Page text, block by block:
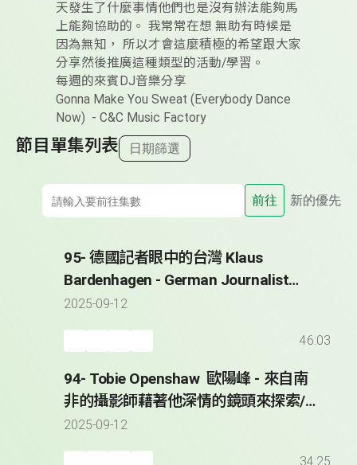
天發生了什麼事情他們也是沒有辦法能夠馬
上能夠協助的。 我常常在想 無助有時候是
因為無知， 所以才會這麼積極的希望跟大家
分享然後推廣這種類型的活動/學習。
每週的來賓DJ音樂分享
Gonna Make You Sweat (Everybody Dance
Now) - C&C Music Factory
節目單集列表 日期篩選
前往 新的優先
95- 德國記者眼中的台灣 Klaus
Bardenhagen - German Journalist
Reporting from Taiwan since 2008
2025-09-12
46:03
94- Tobie Openshaw 歐陽峰 - 來自南
非的攝影師藉著他深情的鏡頭來探索/
紀錄台灣 * Taiwan Through the Lens
2025-09-12